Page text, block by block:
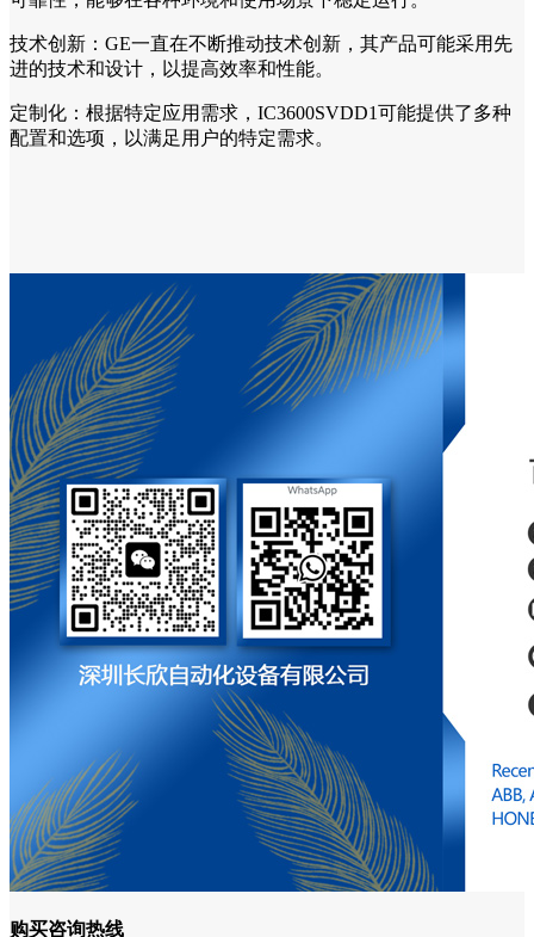
技术创新：GE一直在不断推动技术创新，其产品可能采用先
进的技术和设计，以提高效率和性能。
定制化：根据特定应用需求，IC3600SVDD1可能提供了多种
配置和选项，以满足用户的特定需求。
购买咨询热线